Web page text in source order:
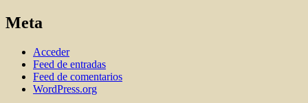
Meta
Acceder
Feed de entradas
Feed de comentarios
WordPress.org